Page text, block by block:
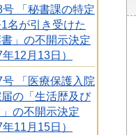
「秘書課の特定
名が引き受けた
」の不開示決定
年12月13日）
「医療保護入院
の「生活歴及び
の不開示決定
年11月15日）